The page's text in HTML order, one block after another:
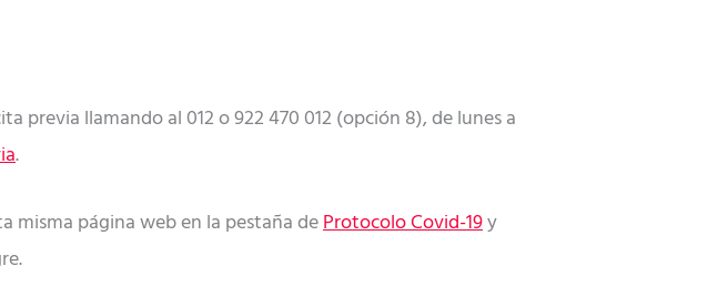
previa llamando al 012 o 922 470 012 (opción 8), de lunes a
.
misma página web en la pestaña deProtocolo Covid-19y